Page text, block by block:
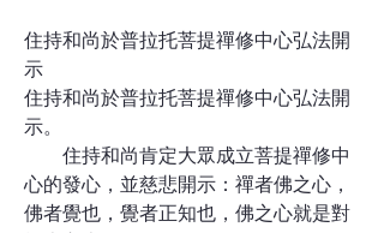
住持和尚於普拉托菩提禪修中心弘法開
示
住持和尚於普拉托菩提禪修中心弘法開
示。
住持和尚肯定大眾成立菩提禪修中
心的發心，並慈悲開示：禪者佛之心，
佛者覺也，覺者正知也，佛之心就是對